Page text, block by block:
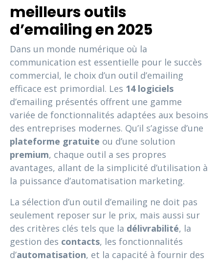
meilleurs outils
d’emailing en 2025
Dans un monde numérique où la
communication est essentielle pour le succès
commercial, le choix d’un outil d’emailing
efficace est primordial. Les 14 logiciels
d’emailing présentés offrent une gamme
variée de fonctionnalités adaptées aux besoins
des entreprises modernes. Qu’il s’agisse d’une
plateforme gratuite ou d’une solution
premium, chaque outil a ses propres
avantages, allant de la simplicité d’utilisation à
la puissance d’automatisation marketing.
La sélection d’un outil d’emailing ne doit pas
seulement reposer sur le prix, mais aussi sur
des critères clés tels que la délivrabilité, la
gestion des contacts, les fonctionnalités
d’automatisation, et la capacité à fournir des